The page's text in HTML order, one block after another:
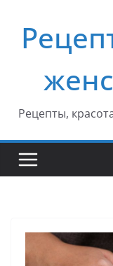
содержимому
Рецепты,